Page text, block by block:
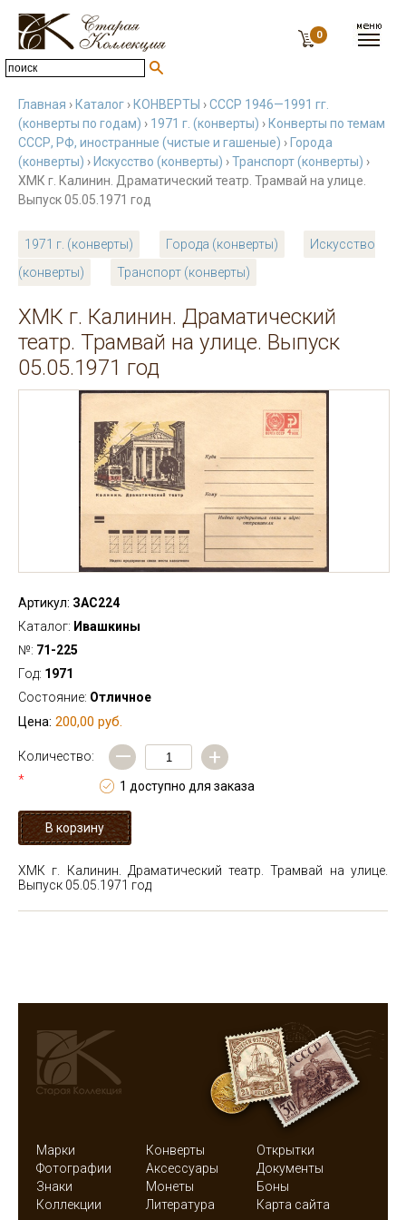
0
Главная › Каталог › КОНВЕРТЫ ›СССР 1946—1991 гг.
(конверты по годам) › 1971 г. (конверты) › Конверты по темам
СССР, РФ, иностранные (чистые и гашеные) › Города
(конверты) › Искусство (конверты) ›Транспорт (конверты) ›
ХМК г. Калинин. Драматический театр. Трамвай на улице.
Выпуск 05.05.1971 год
1971 г. (конверты) Города (конверты)
Искусство
(конверты)
Транспорт (конверты)
ХМК г. Калинин. Драматический
театр. Трамвай на улице. Выпуск
05.05.1971 год
Артикул: ЗАС224
Каталог: Ивашкины
№: 71-225
Год: 1971
Состояние: Отличное
Цена: 200,00 руб.
Количество:
*
— +
1 доступно для заказа
ХМК г. Калинин. Драматический театр. Трамвай на улице.
Выпуск 05.05.1971 год
Марки Конверты
Открытки
Фотографии
Аксессуары
Документы
Знаки
Монеты
Боны
Коллекции
Литература Карта сайта